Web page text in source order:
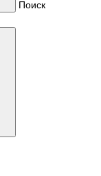
Поиск